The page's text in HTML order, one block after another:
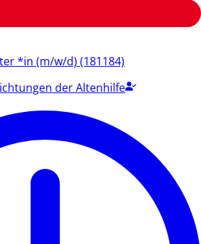
*in (m/w/d) (181184)
der Altenhilfe